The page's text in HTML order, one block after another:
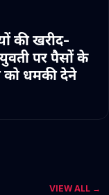
की खरीद-
पर पैसों के
को धमकी देने
VIEW ALL →